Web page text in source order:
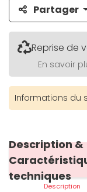
Partager
Reprise de
En savoir
Informations du
Description &
techniques
Description